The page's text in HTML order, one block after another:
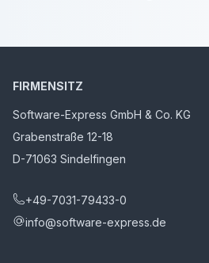
FIRMENSITZ
Software-Express GmbH & Co. KG
Grabenstraße 12-18
D-71063 Sindelfingen
+49-7031-79433-0
info@software-express.de